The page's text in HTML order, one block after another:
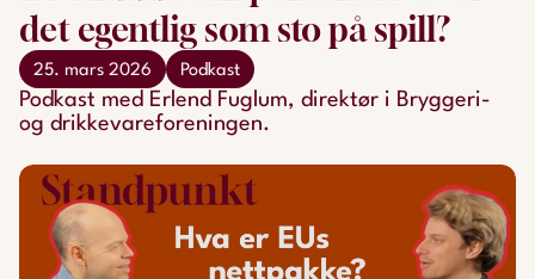
det egentlig som sto på spill?
25. mars 2026 Podkast
Podkast med Erlend Fuglum, direktør i Bryggeri-
og drikkevareforeningen.